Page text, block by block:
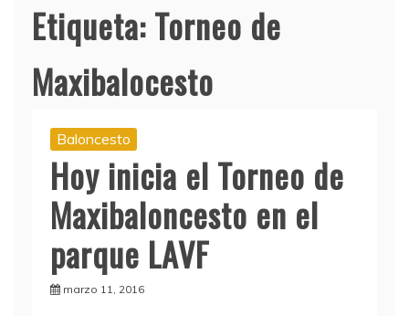
Etiqueta:Torneo de
Maxibalocesto
Baloncesto
Hoy inicia el Torneo de
Maxibaloncesto en el
parque LAVF
marzo 11, 2016